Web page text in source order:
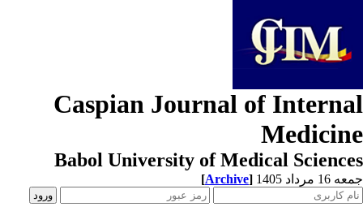
Caspian Journal of
Babol University of Medical
مرداد 1405 [Archive]